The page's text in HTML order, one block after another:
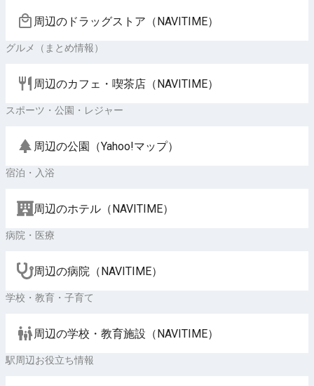
周辺のドラッグストア（NAVITIME）
グルメ（まとめ情報）
周辺のカフェ・喫茶店（NAVITIME）
スポーツ・公園・レジャー
周辺の公園（Yahoo!マップ）
宿泊・入浴
周辺のホテル（NAVITIME）
病院・医療
周辺の病院（NAVITIME）
学校・教育・子育て
周辺の学校・教育施設（NAVITIME）
駅周辺お役立ち情報